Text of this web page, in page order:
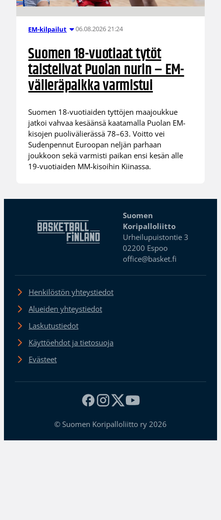
EM-kilpailut 06.08.2026 21:24
Suomen 18-vuotiaat tytöt
taistelivat Puolan nurin – EM-
välieräpaikka varmistui
Suomen 18-vuotiaiden tyttöjen maajoukkue
jatkoi vahvaa kesäänsä kaatamalla Puolan EM-
kisojen puolivälierässä 78–63. Voitto vei
Sudenpennut Euroopan neljän parhaan
joukkoon sekä varmisti paikan ensi kesän alle
19-vuotiaiden MM-kisoihin Kiinassa.
Suomen
Koripalloliitto
Urheilupuistontie 3
02200 Espoo
office@basket.fi
Henkilöstön yhteystiedot
Alueiden yhteystiedot
Laskutustiedot
Käyttöehdot ja tietosuoja
Evästeet
© Suomen Koripalloliitto ry 2026